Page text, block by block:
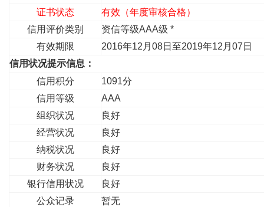
证书状态
有效（年度审核合格）
信用评价类别
资信等级AAA级 *
有效期限
2016年12月08日至2019年12月07日
信用状况提示信息：
信用积分
1091分
信用等级
AAA
组织状况
良好
经营状况
良好
纳税状况
良好
财务状况
良好
银行信用状况
良好
公众记录
暂无